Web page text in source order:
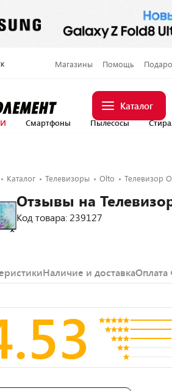
Магазины Помощь
Каталог
Смартфоны Пылесосы
Каталог Телевизоры Olto Телевизор
Отзывы на
Код товара: 239127
Наличие и доставкаОплата